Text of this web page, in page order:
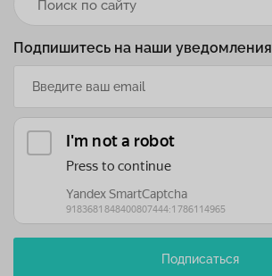
Подпишитесь на наши уведомления
Подписаться